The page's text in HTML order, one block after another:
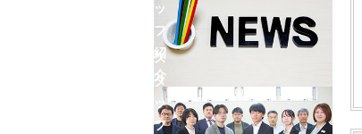
ッ
フ
紹
介
ス
タ
ッ
フ